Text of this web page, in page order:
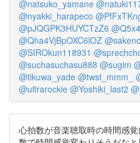
@natsuko_yamane
@nyakki_harapeco
@pJQGPK3HUYCTzZ6
@Qha4VjBpOXC6lOZ
@SIROkun118931
@suchasuchasu888 @sugim
@tikuwa_yade @twst_mmm_
@ultrarockie @Yoshiki_last2
心拍数が音楽聴取時の時間感